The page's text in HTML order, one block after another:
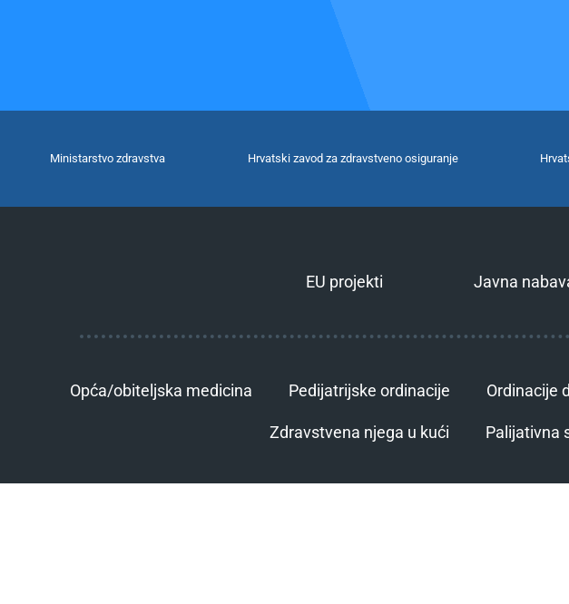
Ministarstvo zdravstva Hrvatski zavod za zdravstveno osiguranje
EU projekti Javna
Opća/obiteljska medicina Pedijatrijske ordinacije Ordinacije
Zdravstvena njega u kući Palijativna